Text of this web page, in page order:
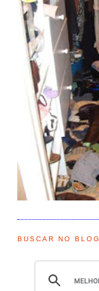
BUSCAR NO BLOG